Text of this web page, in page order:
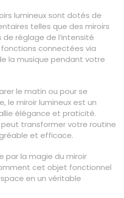
lumineux sont dotés de
telles que des miroirs
réglage de l’intensité
connectées via
la musique pendant votre
le matin ou pour se
le miroir lumineux est un
élégance et praticité.
transformer votre routine
et efficace.
par la magie du miroir
cet objet fonctionnel
en un véritable